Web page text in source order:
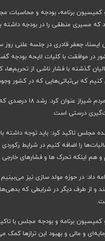
برنامه، بودجه و محاسبات
مسیری منطقی را در بودجه داشته
ایسنا، جعفر قادری در جلسه علنی
کشور در موافقت با کلیات لایحه
که بی‌ثباتی‌هایی که در کشور وجود
نماینده
درستی است.
را اضافه کنیم در شرایط
و هم اینکه تحرک ها و فشارهای
داد: در حوزه مولد سازی نیز
و از طرف دیگر در شرایطی که
کمیسیون برنامه و بودجه مجلس با
و مالی و بهبود این ترازها